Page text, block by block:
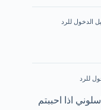
الدخول للرد
للرد
اذا احببتم